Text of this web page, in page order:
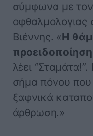
σύμφωνα με
οφθαλμολογίας
Βιέννης. «Η
λέει
σήμα πόνου
ξαφνικά
άρθρωση.»